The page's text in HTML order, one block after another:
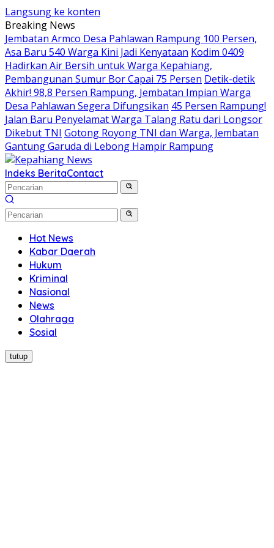
Langsung ke konten
Breaking News
Jembatan Armco Desa Pahlawan Rampung 100 Persen,
Asa Baru 540 Warga Kini Jadi Kenyataan Kodim 0409
Hadirkan Air Bersih untuk Warga Kepahiang,
Pembangunan Sumur Bor Capai 75 Persen Detik-detik
Akhir! 98,8 Persen Rampung, Jembatan Impian Warga
Desa Pahlawan Segera Difungsikan 45 Persen Rampung!
Jalan Baru Penyelamat Warga Talang Ratu dari Longsor
Dikebut TNI Gotong Royong TNI dan Warga, Jembatan
Gantung Garuda di Lebong Hampir Rampung
Indeks BeritaContact
Hot News
Kabar Daerah
Hukum
Kriminal
Nasional
News
Olahraga
Sosial
tutup